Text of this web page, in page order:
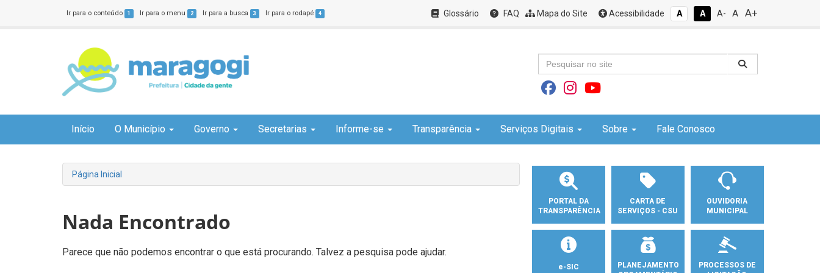
Ir para o conteúdo 1 Ir para o menu 2 Ir para a busca 3 Ir para o rodapé 4 Glossário FAQ Mapa do Site Acessibilidade A A A- A A+
Início O Município Governo Secretarias Informe-se Transparência Serviços Digitais Sobre Fale Conosco
Página Inicial
Nada Encontrado
Parece que não podemos encontrar o que está procurando. Talvez a pesquisa pode ajudar.
PORTAL DA
TRANSPARÊNCIA
CARTA DE
SERVIÇOS - CSU
OUVIDORIA
MUNICIPAL
e-SIC
PLANEJAMENTO
PROCESSOS DE